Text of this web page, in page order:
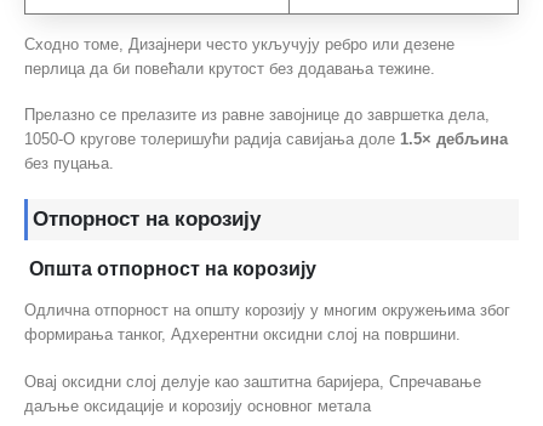
Сходно томе, Дизајнери често укључују ребро или дезене
перлица да би повећали крутост без додавања тежине.
Прелазно се прелазите из равне завојнице до завршетка дела,
1050-О кругове толеришући радија савијања доле 1.5× дебљина
без пуцања.
Отпорност на корозију
Општа отпорност на корозију
Одлична отпорност на општу корозију у многим окружењима због
формирања танког, Адхерентни оксидни слој на површини.
Овај оксидни слој делује као заштитна баријера, Спречавање
даљње оксидације и корозију основног метала